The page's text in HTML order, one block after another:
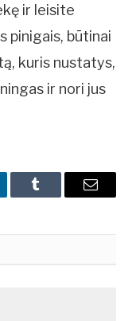
ir leisite
pinigais, būtinai
kuris nustatys,
ir nori jus
Tumblr Email